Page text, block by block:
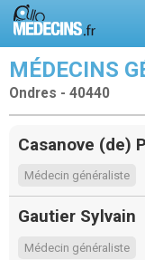
MÉDECINS
Ondres - 40440
Casanove (de)
Médecin généraliste
Gautier Sylvain
Médecin généraliste